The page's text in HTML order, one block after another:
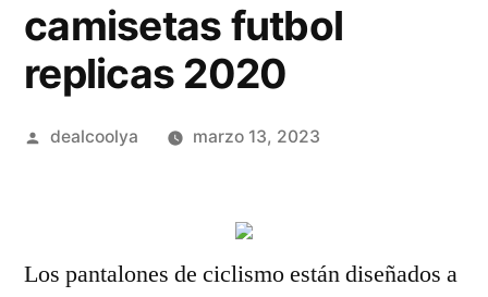
camisetas futbol
replicas 2020
Publicado
dealcoolya marzo 13, 2023
Los pantalones de ciclismo están diseñados a